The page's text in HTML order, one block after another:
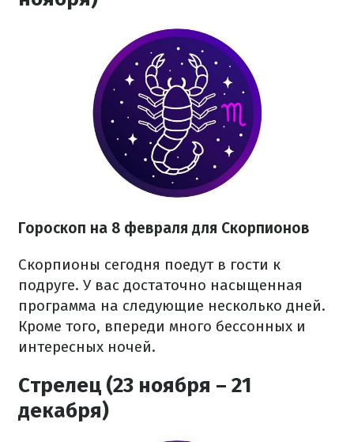
Гороскоп на 8 февраля для Скорпионов
Скорпионы сегодня поедут в гости к
подруге. У вас достаточно насыщенная
программа на следующие несколько дней.
Кроме того, впереди много бессонных и
интересных ночей.
Стрелец (23 ноября – 21
декабря)